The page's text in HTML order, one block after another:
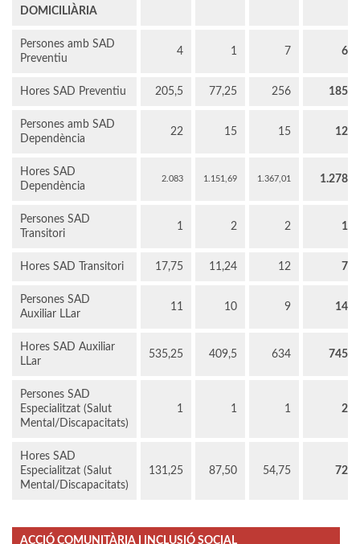
DOMICILIÀRIA
Persones amb SAD
Preventiu
4 1 7 6
Hores SAD Preventiu 205,5 77,25 256 185
Persones amb SAD
Dependència
22 15 15 12
Hores SAD
Dependència
2.083 1.151,69 1.367,01 1.278
Persones SAD
Transitori
1 2 2 1
Hores SAD Transitori 17,75 11,24 12 7
Persones SAD
Auxiliar LLar
11 10 9 14
Hores SAD Auxiliar
LLar
535,25 409,5 634 745
Persones SAD
Especialitzat (Salut
Mental/Discapacitats)
1 1 1 2
Hores SAD
Especialitzat (Salut
Mental/Discapacitats)
131,25 87,50 54,75 72
ACCIÓ COMUNITÀRIA I INCLUSIÓ SOCIAL